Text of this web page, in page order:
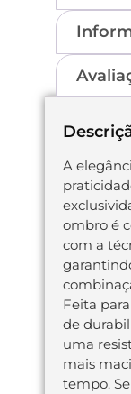
A
ombro é
com a
Feita
de
uma
mais
tempo.